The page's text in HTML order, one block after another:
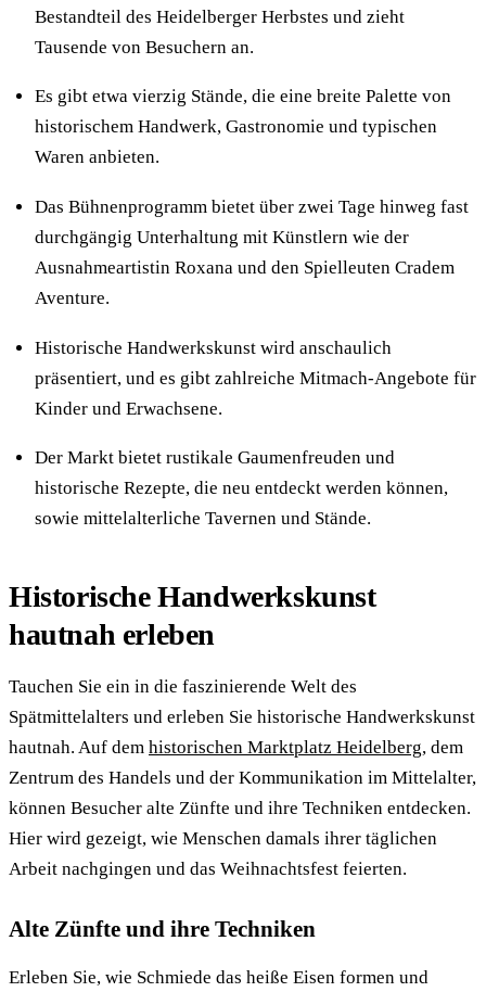
Bestandteil des Heidelberger Herbstes und zieht
Tausende von Besuchern an.
Es gibt etwa vierzig Stände, die eine breite Palette von
historischem Handwerk, Gastronomie und typischen
Waren anbieten.
Das Bühnenprogramm bietet über zwei Tage hinweg fast
durchgängig Unterhaltung mit Künstlern wie der
Ausnahmeartistin Roxana und den Spielleuten Cradem
Aventure.
Historische Handwerkskunst wird anschaulich
präsentiert, und es gibt zahlreiche Mitmach-Angebote für
Kinder und Erwachsene.
Der Markt bietet rustikale Gaumenfreuden und
historische Rezepte, die neu entdeckt werden können,
sowie mittelalterliche Tavernen und Stände.
Historische Handwerkskunst
hautnah erleben
Tauchen Sie ein in die faszinierende Welt des
Spätmittelalters und erleben Sie historische Handwerkskunst
hautnah. Auf dem historischen Marktplatz Heidelberg, dem
Zentrum des Handels und der Kommunikation im Mittelalter,
können Besucher alte Zünfte und ihre Techniken entdecken.
Hier wird gezeigt, wie Menschen damals ihrer täglichen
Arbeit nachgingen und das Weihnachtsfest feierten.
Alte Zünfte und ihre Techniken
Erleben Sie, wie Schmiede das heiße Eisen formen und